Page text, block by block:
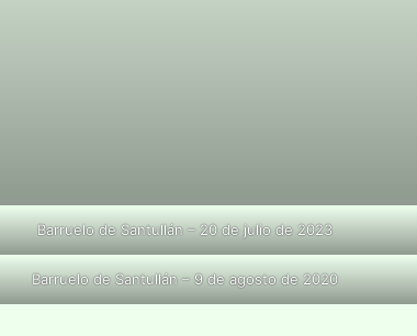
Barruelo de Santullán – 20 de julio de 2023
Barruelo de Santullán – 9 de agosto de 2020